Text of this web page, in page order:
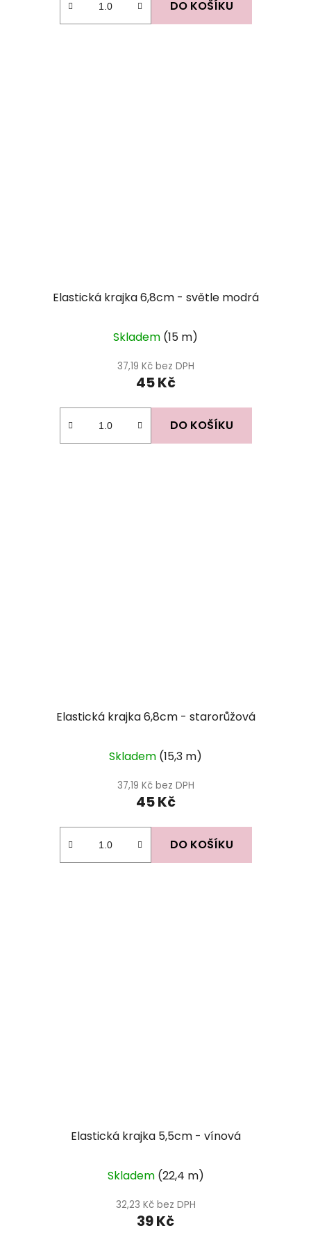
DO KOŠÍKU
Elastická krajka 6,8cm - světle modrá
Skladem (15 m)
37,19 Kč bez DPH
45 Kč
DO KOŠÍKU
Elastická krajka 6,8cm - starorůžová
Skladem (15,3 m)
37,19 Kč bez DPH
45 Kč
DO KOŠÍKU
Elastická krajka 5,5cm - vínová
Skladem (22,4 m)
32,23 Kč bez DPH
39 Kč